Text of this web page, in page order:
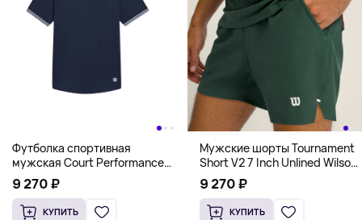
Футболка спортивная
мужская Court Performance
Crew Wilson, синий
9 270 ₽
КУПИТЬ
Мужские шорты Tournament
Short V2 7 Inch Unlined Wilson,
зеленый
9 270 ₽
КУПИТЬ